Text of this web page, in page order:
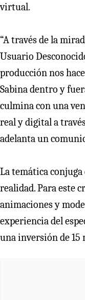
virtual.
“A través de la
Usuario
producción nos
Sabina dentro y
culmina con una
real y digital a
adelanta un
La temática
realidad. Para este
animaciones y
experiencia del
una inversión de 15